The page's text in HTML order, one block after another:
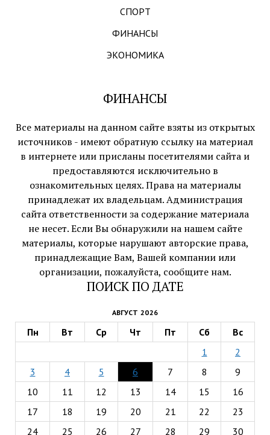
СПОРТ
ФИНАНСЫ
ЭКОНОМИКА
ФИНАНСЫ
Все материалы на данном сайте взяты из открытых
источников - имеют обратную ссылку на материал
в интернете или присланы посетителями сайта и
предоставляются исключительно в
ознакомительных целях. Права на материалы
принадлежат их владельцам. Администрация
сайта ответственности за содержание материала
не несет. Если Вы обнаружили на нашем сайте
материалы, которые нарушают авторские права,
принадлежащие Вам, Вашей компании или
организации, пожалуйста, сообщите нам.
ПОИСК ПО ДАТЕ
АВГУСТ 2026
Пн Вт Ср Чт Пт Сб
Вс
1
2
3
4 5 6 7 8
9
10
11 12 13 14 15
16
17
18 19 20 21 22
23
24
25 26 27 28 29 30